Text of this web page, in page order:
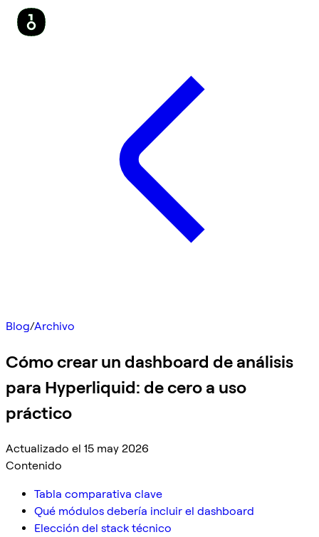
Blog/Archivo
Cómo crear un dashboard de análisis
para Hyperliquid: de cero a uso
práctico
Actualizado el 15 may 2026
Contenido
Tabla comparativa clave
Qué módulos debería incluir el dashboard
Elección del stack técnico